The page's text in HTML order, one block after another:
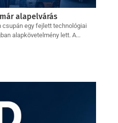
alapelvárás
csupán egy fejlett technológiai
alapkövetelmény lett. A...